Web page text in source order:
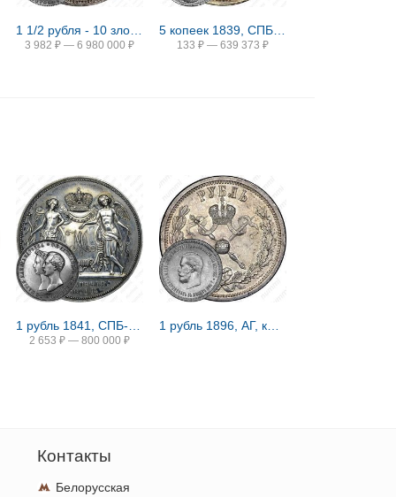
3 982 ₽ — 6 980 000 ₽ 133 ₽ — 639 373 ₽
2 653 ₽ — 800 000 ₽
Контакты
Белорусская